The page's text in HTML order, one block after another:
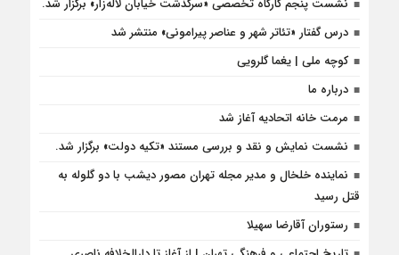
نشست پنجم کارگاه تخصصی «سرگذشت خیابان لاله‌زار» برگزار شد.
درس‌ گفتار «تئاتر شهر و عناصر پیرامونی» منتشر شد
کوچه ملی | یغما گلرویی
درباره ما
مرمت خانه اتحادیه آغاز شد
نشست نمایش و نقد و بررسی مستند «تکیه دولت» برگزار شد.
نماینده خلخال و مدیر مجله تهران مصور دیشب با دو گلوله به
قتل رسید
رستوران آقارضا سهیلا